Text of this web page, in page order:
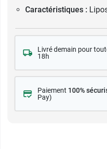
Caractéristiques :
Livré demain pour
18h
Paiement 100%
Pay)